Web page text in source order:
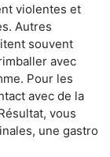
violentes et
Autres
souvent
avec
Pour les
avec de la
vous
une gastro